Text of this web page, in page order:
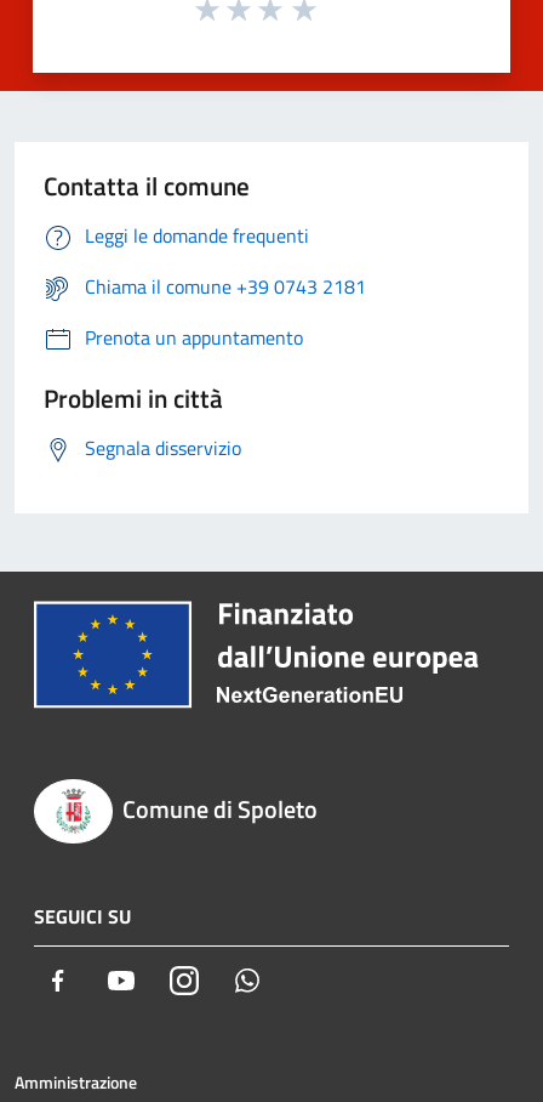
Contatta il comune
Leggi le domande frequenti
Chiama il comune +39 0743 2181
Prenota un appuntamento
Problemi in città
Segnala disservizio
Comune di Spoleto
SEGUICI SU
Facebook YoutubeInstagram
Amministrazione